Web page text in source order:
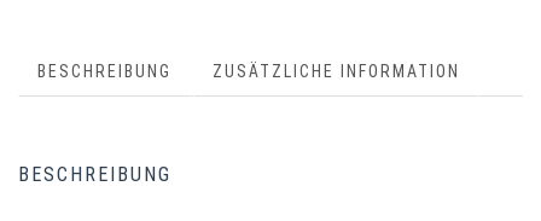
BESCHREIBUNG ZUSÄTZLICHE INFORMATION
BESCHREIBUNG